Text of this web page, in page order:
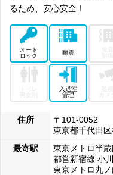
るため、安心安全！
オート
ロック
耐震
男女別
入退室
管理
カメラ
住所
〒101-0052
東京都千代田
最寄駅
東京メトロ半
都営新宿線 小
東京メトロ丸